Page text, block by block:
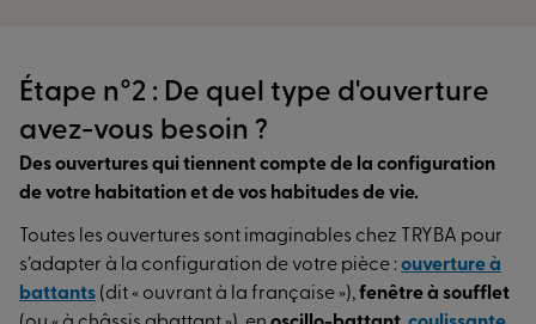
Facile à vivre, la fenêtre en PVC offred’excellentes
performances thermiques. Chez TRYBA, nous
proposons des profilés affinés et une large palette
de coloris pour un esthétisme à la hauteur de vos
Plus encore : le standard est pour nous synonyme de
haut de gamme. En effet, nos menuiseries en PVC
intègrent une
armature en acier sur les ouvrants et
Étape n°2 : De quel type d'ouverture
avez-vous besoin ?
Des ouvertures qui tiennent compte de la configuration
de votre habitation et de vos habitudes de vie.
Toutes les ouvertures sont imaginables chez TRYBA pour
s’adapter à la configuration de votre pièce :ouverture à
battants (dit « ouvrant à la française »),fenêtre à soufflet